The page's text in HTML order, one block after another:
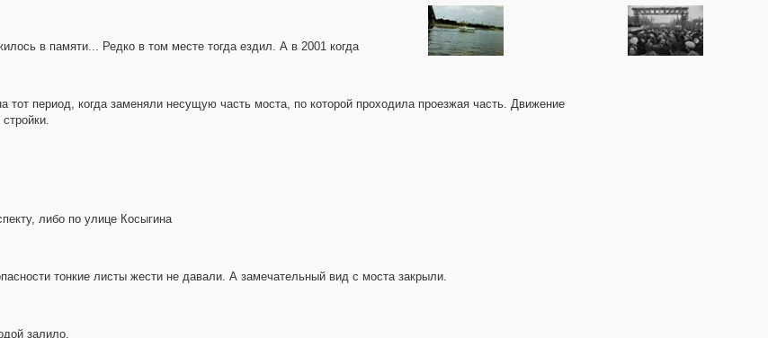
в памяти... Редко в том месте тогда ездил. А в 2001 когда
период, когда заменяли несущую часть моста, по которой проходила проезжая часть. Движение
либо по улице Косыгина
тонкие листы жести не давали. А замечательный вид с моста закрыли.
залило.